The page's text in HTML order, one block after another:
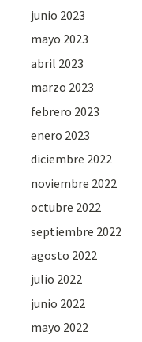
junio 2023
mayo 2023
abril 2023
marzo 2023
febrero 2023
enero 2023
diciembre 2022
noviembre 2022
octubre 2022
septiembre 2022
agosto 2022
julio 2022
junio 2022
mayo 2022